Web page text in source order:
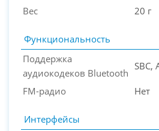
Вес
20 г
Функциональность
Поддержка
аудиокодеков Bluetooth
SBC,
FM-радио Нет
Интерфейсы